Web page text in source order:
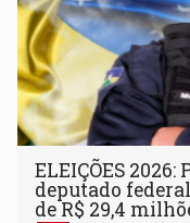
ELEIÇÕES
deputado
de R$ 29,4